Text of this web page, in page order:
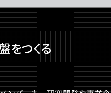
をつくる